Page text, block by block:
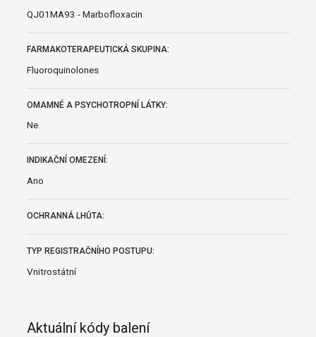
QJ01MA93 - Marbofloxacin
FARMAKOTERAPEUTICKÁ SKUPINA:
Fluoroquinolones
OMAMNÉ A PSYCHOTROPNÍ LÁTKY:
Ne
INDIKAČNÍ OMEZENÍ:
Ano
OCHRANNÁ LHŮTA:
TYP REGISTRAČNÍHO POSTUPU:
Vnitrostátní
Aktuální kódy balení